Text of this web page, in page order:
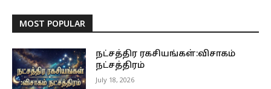
MOST POPULAR
நட்சத்திர ரகசியங்கள்:விசாகம்
நட்சத்திரம்
July 18, 2026